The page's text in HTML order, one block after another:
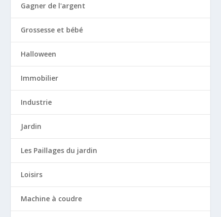
Gagner de l'argent
Grossesse et bébé
Halloween
Immobilier
Industrie
Jardin
Les Paillages du jardin
Loisirs
Machine à coudre